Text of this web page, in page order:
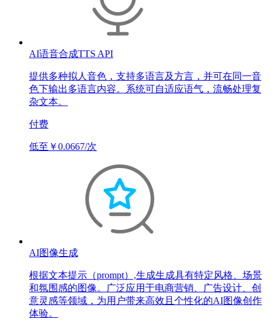
AI语音合成TTS API
提供多种拟人音色，支持多语言及方言，并可在同一音
色下输出多语言内容。系统可自适应语气，流畅处理复
杂文本。
付费
低至￥0.0667/次
AI图像生成
根据文本提示（prompt）,生成生成具有特定风格、场景
和氛围感的图像。广泛应用于电商营销、广告设计、创
意灵感等领域，为用户带来高效且个性化的AI图像创作
体验。